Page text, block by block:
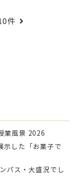
件
業風景 2026
示した「お菓子で
パス・大盛況でし